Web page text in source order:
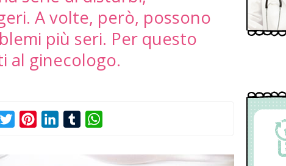
A volte, però, possono
più seri. Per questo
al ginecologo.
TwitterPinterestLinkedInTumblr